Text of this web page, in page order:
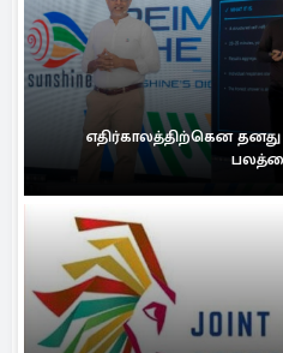
எதிர்காலத்திற்கென